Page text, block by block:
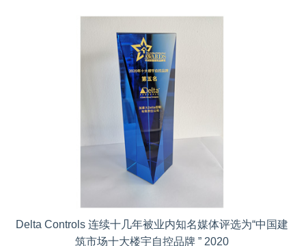
Delta Controls 连续十几年被业内知名媒体评选为“中国建
筑市场十大楼宇自控品牌 ” 2020